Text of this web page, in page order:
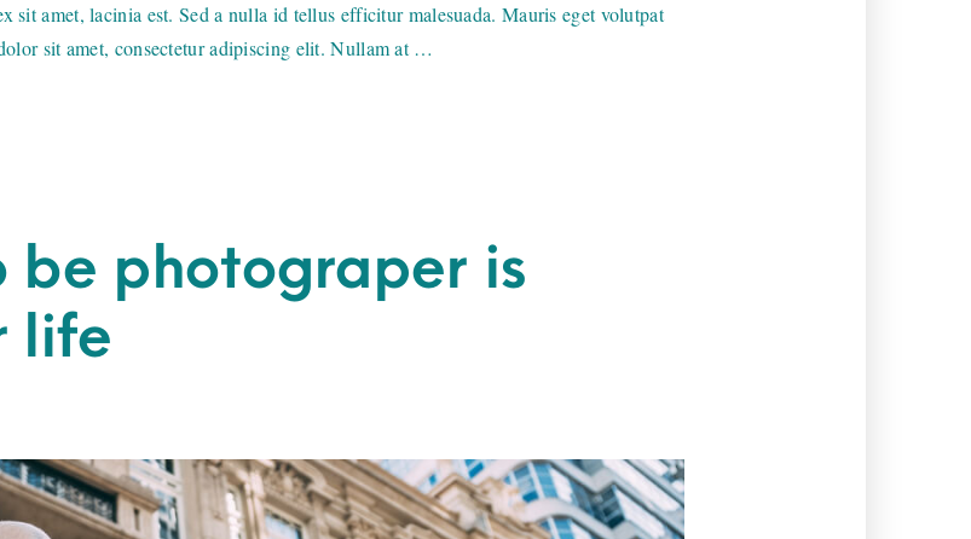
amet, lacinia est. Sed a nulla id tellus efficitur malesuada. Mauris eget volutpat
sit amet, consectetur adipiscing elit. Nullam at …
be photograper is
life